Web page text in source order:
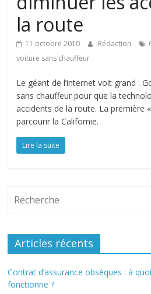
la route
11 octobre 2010 Rédaction
voiture sans chauffeur
Le géant de l’internet voit grand :
sans chauffeur pour que la
accidents de la route. La première
parcourir la Californie.
Lire la suite
Articles récents
Contrat d’assurance obsèques : à
fonctionne ?